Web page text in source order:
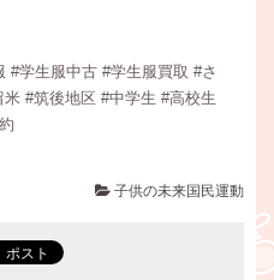
#学生服中古 #学生服買取 #さ
#筑後地区 #中学生 #高校生
子供の未来国民運動